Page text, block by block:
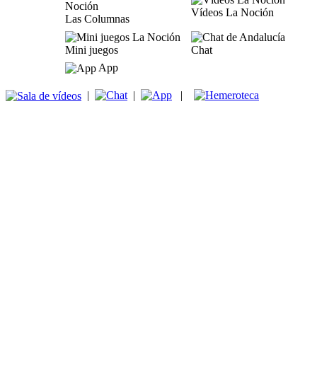
Las Columnas
Vídeos La Noción
Mini juegos
Chat
App
| | |